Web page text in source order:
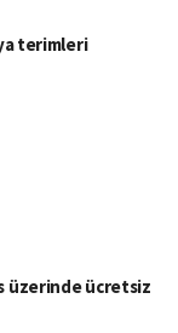
terimleri
üzerinde ücretsiz